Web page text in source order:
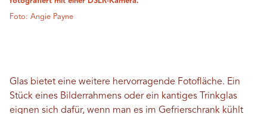
Foto: Angie Payne
Glas bietet eine weitere hervorragende Fotofläche. Ein
Stück eines Bilderrahmens oder ein kantiges Trinkglas
eignen sich dafür, wenn man es im Gefrierschrank kühlt